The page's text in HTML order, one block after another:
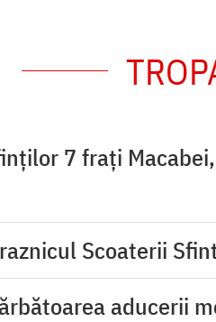
7 fraţi
Scoaterii
aducerii